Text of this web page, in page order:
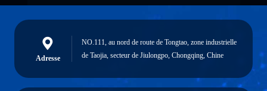
Adresse
NO.111, au nord de route de Tongtao, zone industrielle
de Taojia, secteur de Jiulongpo, Chongqing, Chine